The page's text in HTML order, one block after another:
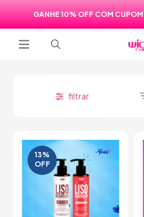
GANHE 10% OFF COM CUPOM
filtrar
13%
OFF